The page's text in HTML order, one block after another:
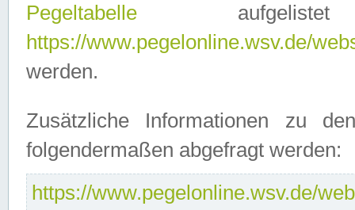
Pegeltabelle
https://www.pegelonline.wsv.de/
werden.
Zusätzliche Informationen zu
folgendermaßen abgefragt werden:
https://www.pegelonline.wsv.de/